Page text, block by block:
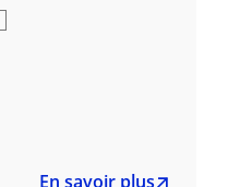
En savoir plus